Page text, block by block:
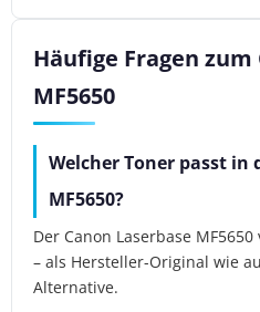
Häufige Fragen zum
MF5650
Welcher Toner passt in
MF5650?
Der Canon Laserbase
– als Hersteller-Original wie
Alternative.